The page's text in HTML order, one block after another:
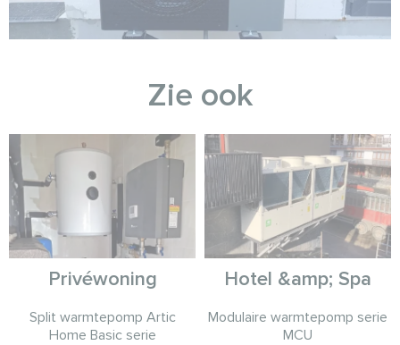
Zie ook
Privéwoning
Split warmtepomp Artic
Home Basic serie
Hotel &amp; Spa
Modulaire warmtepomp serie
MCU